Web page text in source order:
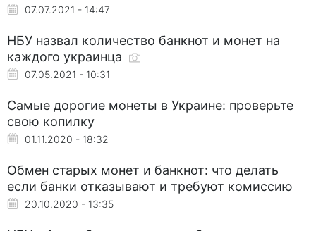
07.07.2021 - 14:47
НБУ назвал количество банкнот и монет на
каждого украинца
07.05.2021 - 10:31
Самые дорогие монеты в Украине: проверьте
свою копилку
01.11.2020 - 18:32
Обмен старых монет и банкнот: что делать
если банки отказывают и требуют комиссию
20.10.2020 - 13:35